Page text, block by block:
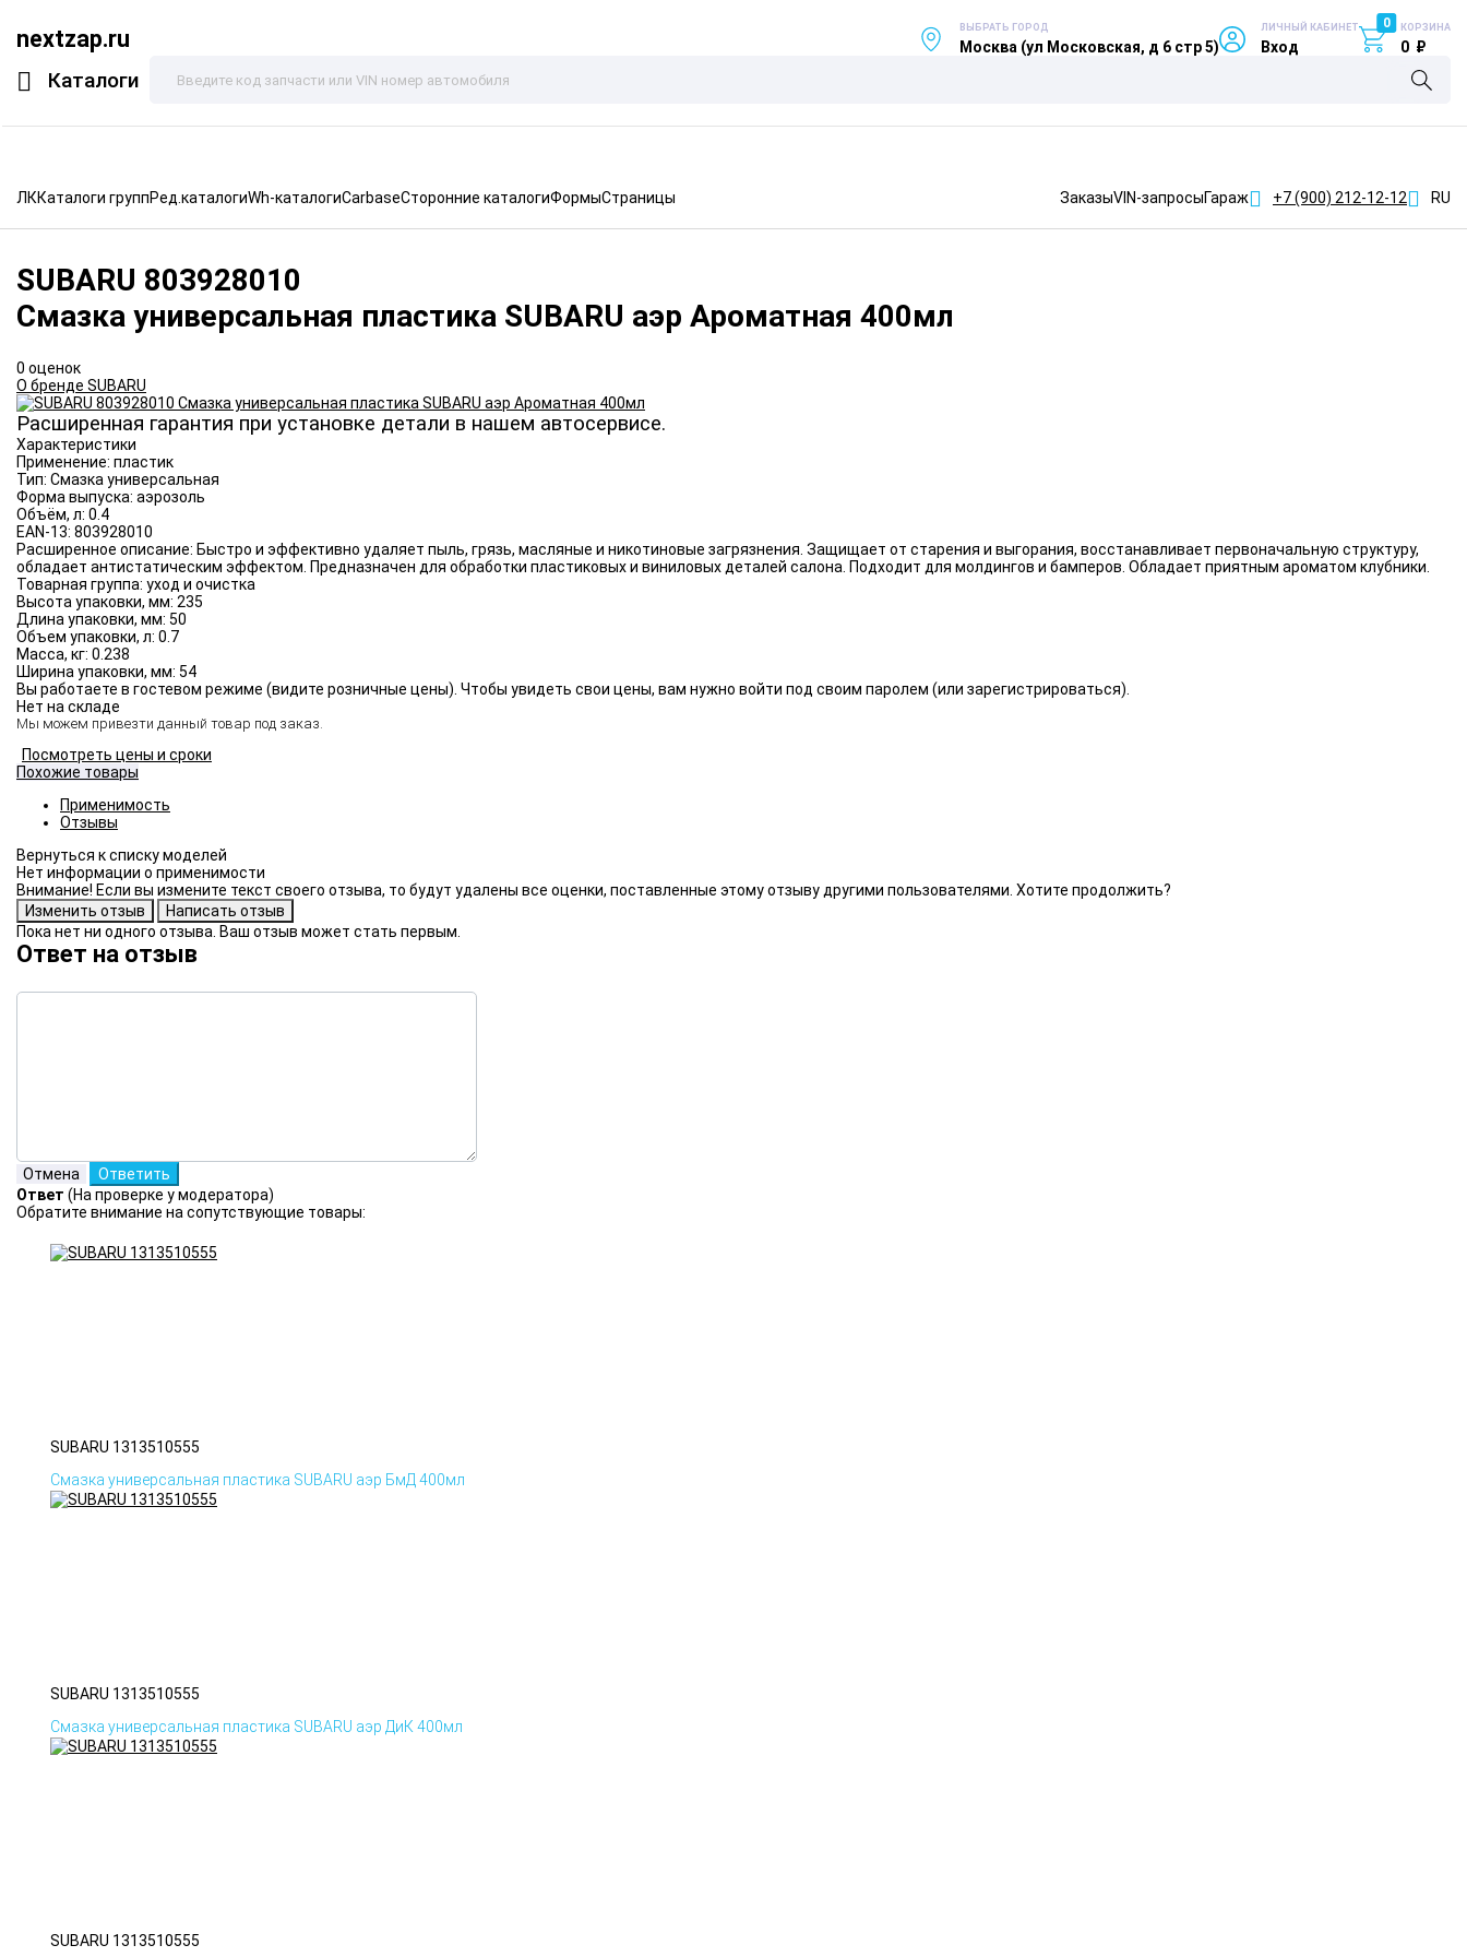
nextzap.ru
Каталоги
ВЫБРАТЬ ГОРОД
Москва (ул Московская, д 6 стр 5)
ЛИЧНЫЙ КАБИНЕТ
Вход
0 КОРЗИНА
0 ₽
ЛККаталоги группРед.каталогиWh-каталогиCarbaseСторонние каталогиФормыСтраницы ЗаказыVIN-запросыГараж +7 (900) 212-12-12 RU
SUBARU 803928010
Смазка универсальная пластика SUBARU аэр Ароматная 400мл
0 оценок
О бренде SUBARU
Расширенная гарантия при установке детали в нашем автосервисе.
Характеристики
Применение: пластик
Тип: Смазка универсальная
Форма выпуска: аэрозоль
Объём, л: 0.4
EAN-13: 803928010
Расширенное описание: Быстро и эффективно удаляет пыль, грязь, масляные и никотиновые загрязнения. Защищает от старения и выгорания, восстанавливает первоначальную структуру,
обладает антистатическим эффектом. Предназначен для обработки пластиковых и виниловых деталей салона. Подходит для молдингов и бамперов. Обладает приятным ароматом клубники.
Товарная группа: уход и очистка
Высота упаковки, мм: 235
Длина упаковки, мм: 50
Объем упаковки, л: 0.7
Масса, кг: 0.238
Ширина упаковки, мм: 54
Вы работаете в гостевом режиме (видите розничные цены). Чтобы увидеть свои цены, вам нужно войти под своим паролем (или зарегистрироваться).
Нет на складе
Мы можем привезти данный товар под заказ.
Посмотреть цены и сроки
Похожие товары
Применимость
Отзывы
Нет информации о применимости
Внимание! Если вы измените текст своего отзыва, то будут удалены все оценки, поставленные этому отзыву другими пользователями. Хотите продолжить?
Пока нет ни одного отзыва. Ваш отзыв может стать первым.
Ответ на отзыв
Ответ (На проверке у модератора)
Обратите внимание на сопутствующие товары:
SUBARU 1313510555
Смазка универсальная пластика SUBARU аэр БмД 400мл
SUBARU 1313510555
Смазка универсальная пластика SUBARU аэр ДиК 400мл
SUBARU 1313510555